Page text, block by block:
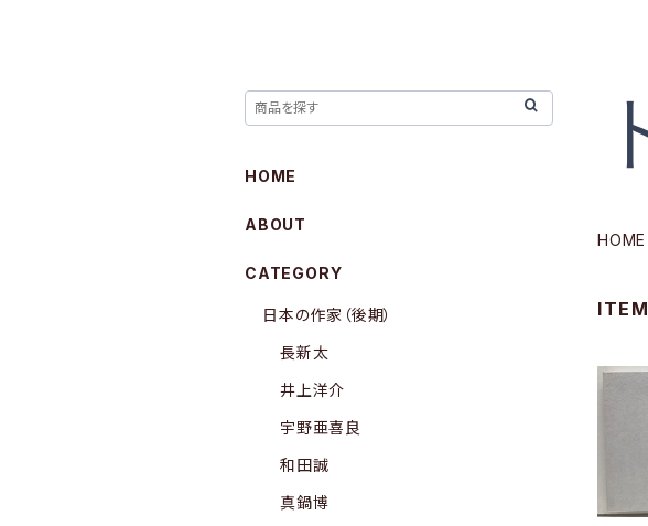
HOME
ITEM
HOME
ABOUT
CATEGORY
日本の作家（後期）
長新太
井上洋介
宇野亜喜良
和田誠
真鍋博